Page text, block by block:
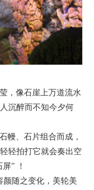
，像石崖上万道流水
沉醉而不知今夕何
幔、石片组合而成，
轻拍打它就会奏出空
” ！
随之变化，美轮美